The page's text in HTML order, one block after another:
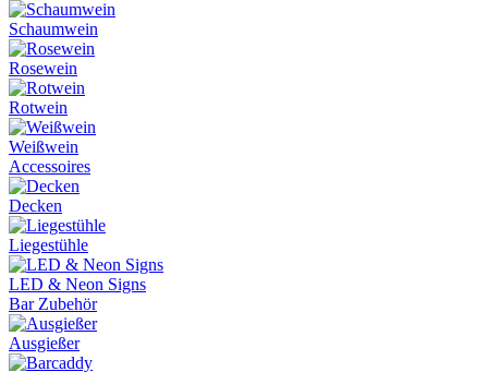
Schaumwein
Rosewein
Rotwein
Weißwein
Accessoires
Decken
Liegestühle
LED & Neon Signs
Bar Zubehör
Ausgießer